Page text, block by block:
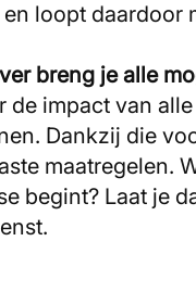
loopt daardoor
breng je alle
de impact van
Dankzij die
maatregelen.
begint? Laat je